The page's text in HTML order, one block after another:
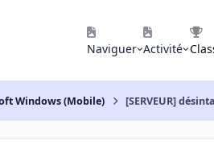
Naviguer Activité
Windows (Mobile) [SERVEUR]